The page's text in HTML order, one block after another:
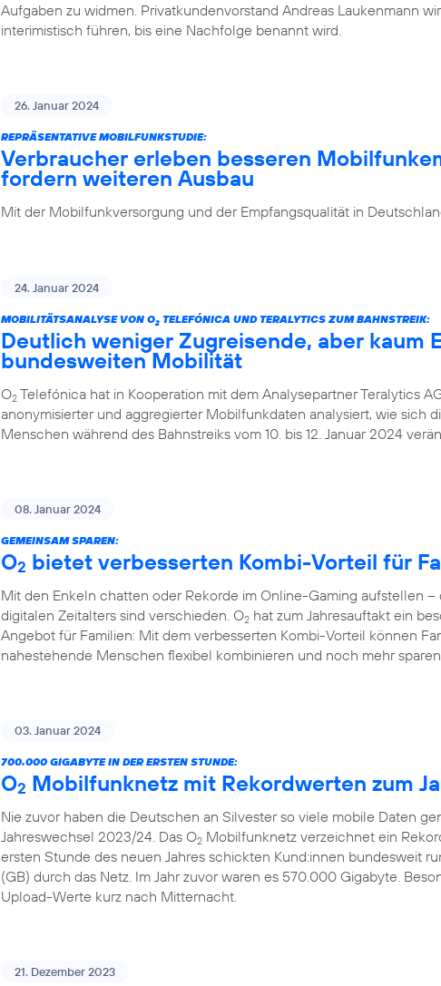
Aufgaben zu widmen. Privatkundenvorstand Andreas Laukenmann
interimistisch führen, bis eine Nachfolge benannt wird.
26. Januar 2024
REPRÄSENTATIVE MOBILFUNKSTUDIE:
Verbraucher erleben besseren
fordern weiteren Ausbau
Mit der Mobilfunkversorgung und der Empfangsqualität in
24. Januar 2024
MOBILITÄTSANALYSE VON O2 TELEFÓNICA UND TERALYTICS ZUM BAHNSTREIK:
Deutlich weniger Zugreisende, aber kaum
bundesweiten Mobilität
O2 Telefónica hat in Kooperation mit dem Analysepartner Teralytics
anonymisierter und aggregierter Mobilfunkdaten analysiert, wie sich
Menschen während des Bahnstreiks vom 10. bis 12. Januar 2024
08. Januar 2024
GEMEINSAM SPAREN:
O2 bietet verbesserten Kombi-Vorteil für
Mit den Enkeln chatten oder Rekorde im Online-Gaming aufstellen –
digitalen Zeitalters sind verschieden. O2 hat zum Jahresauftakt ein
Angebot für Familien: Mit dem verbesserten Kombi-Vorteil können
nahestehende Menschen flexibel kombinieren und noch mehr sparen.
03. Januar 2024
700.000 GIGABYTE IN DER ERSTEN STUNDE:
O2 Mobilfunknetz mit Rekordwerten zum
Nie zuvor haben die Deutschen an Silvester so viele mobile Daten
Jahreswechsel 2023/24. Das O2 Mobilfunknetz verzeichnet ein
ersten Stunde des neuen Jahres schickten Kund:innen bundesweit
(GB) durch das Netz. Im Jahr zuvor waren es 570.000 Gigabyte.
Upload-Werte kurz nach Mitternacht.
21. Dezember 2023